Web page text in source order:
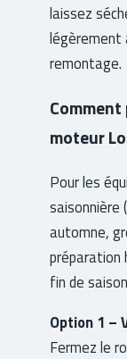
laissez
légèrement
remontage.
moteur
Pour les
saisonnière
automne,
préparation
fin de
Option 1 –
Fermez le